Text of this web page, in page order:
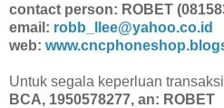
contact person: ROBET
email: robb_llee@yahoo.co.id
web:
Untuk segala keperluan
BCA, 1950578277, an: ROBET